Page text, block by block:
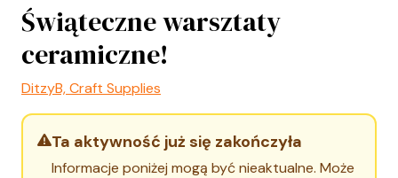
Świąteczne warsztaty
ceramiczne!
DitzyB, Craft Supplies
Ta aktywność już się zakończyła
Informacje poniżej mogą być nieaktualne. Może